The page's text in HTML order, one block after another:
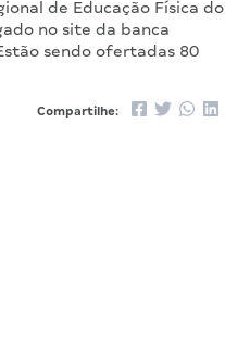
de Educação Física do
no site da banca
sendo ofertadas 80
Compartilhe: